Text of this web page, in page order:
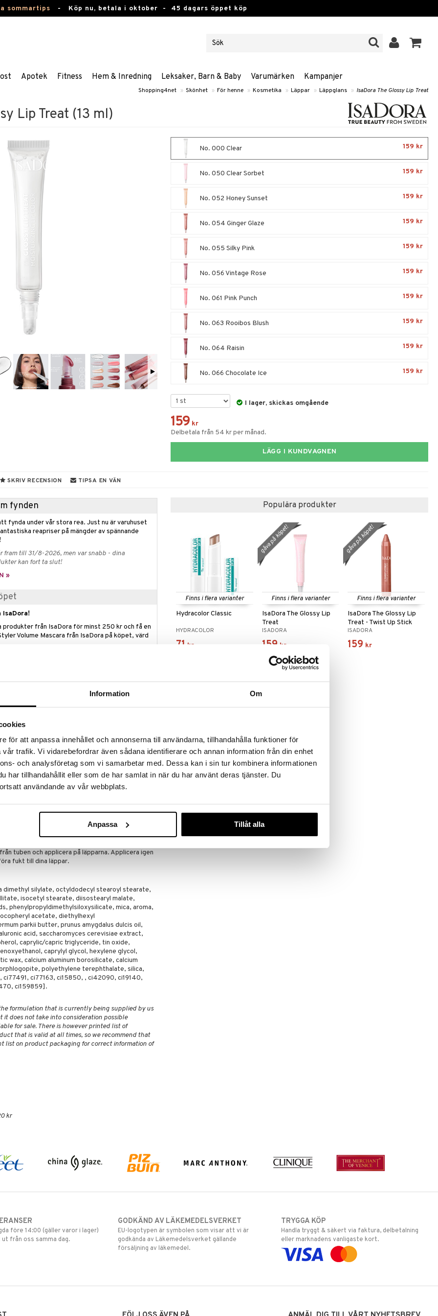
Information Om
för att anpassa innehållet och annonserna till användarna, tillhandahålla funktioner för
trafik. Vi vidarebefordrar även sådana identifierare och annan information från din enhet
och analysföretag som vi samarbetar med. Dessa kan i sin tur kombinera informationen
har tillhandahållit eller som de har samlat in när du har använt deras tjänster. Du
användande av vår webbplats.
Anpassa Tillåt alla
sommartips - Köp nu, betala i oktober - 45 dagars öppet köp
Apotek Fitness Hem & Inredning Leksaker, Barn & Baby Varumärken Kampanjer
Shopping4net » Skönhet » För henne » Kosmetika » Läppar » Läppglans » IsaDora The Glossy Lip Treat
Lip Treat (13 ml)
No. 000 Clear 159 kr
No. 050 Clear Sorbet 159 kr
No. 052 Honey Sunset 159 kr
No. 054 Ginger Glaze 159 kr
No. 055 Silky Pink 159 kr
No. 056 Vintage Rose 159 kr
No. 061 Pink Punch 159 kr
No. 063 Rooibos Blush 159 kr
No. 064 Raisin 159 kr
No. 066 Chocolate Ice 159 kr
I lager, skickas omgående
159 kr
Delbetala från 54 kr per månad.
LÄGG I KUNDVAGNEN
SKRIV RECENSION TIPSA EN VÄN
fynden
fynda under vår stora rea. Just nu är varuhuset
reapriser på mängder av spännande
fram till 31/8-2026, men var snabb - dina
kan fort ta slut!
»
IsaDora!
produkter från IsaDora för minst 250 kr och få en
Volume Mascara från IsaDora på köpet, värd
fuktgivande och mjukgörande lipgloss i skira,
nariga läppar.
plumpingeffekt.
kollagenproduktionen.
tuben och applicera på läpparna. Applicera igen
fukt till dina läppar.
dimethyl silylate, octyldodecyl stearoyl stearate,
isocetyl stearate, diisostearyl malate,
phenylpropyldimethylsiloxysilicate, mica, aroma,
acetate, diethylhexyl
parkii butter, prunus amygdalus dulcis oil,
acid, saccharomyces cerevisiae extract,
caprylic/capric triglyceride, tin oxide,
caprylyl glycol, hexylene glycol,
wax, calcium aluminum borosilicate, calcium
polyethylene terephthalate, silica,
ci77163, ci15850, , ci42090, ci19140,
ci159859].
formulation that is currently being supplied by us
it does not take into consideration possible
for sale. There is however printed list of
that is valid at all times, so we recommend that
list on product packaging for correct information of
kr
Populära produkter
Finns i flera varianter
Hydracolor Classic
HYDRACOLOR
71 kr
Finns i flera varianter
IsaDora The Glossy Lip
Treat
ISADORA
159 kr
gåva på köpet!
Finns i flera varianter
IsaDora The Glossy Lip
Treat - Twist Up Stick
ISADORA
159 kr
gåva på köpet!
Finns i flera varianter
Eight Hour Cream Lip
Stick Sheer Tint SPF 15
ELIZABETH ARDEN
före 14:00 (gäller varor i lager)
från oss samma dag.
GODKÄND AV LÄKEMEDELSVERKET
EU-logotypen är symbolen som visar att vi är
godkända av Läkemedelsverket gällande
försäljning av läkemedel.
TRYGGA KÖP
Handla tryggt & säkert via faktura, delbetalning
eller marknadens vanligaste kort.